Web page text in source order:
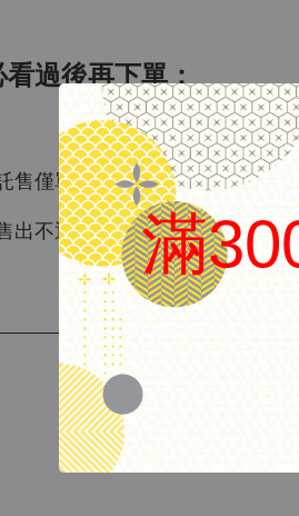
滿
過後再下單：
僅單筆，無盒(請於商品說明中
出不退，謝謝